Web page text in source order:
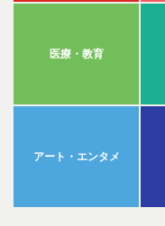
医療・教育
アート・エンタメ